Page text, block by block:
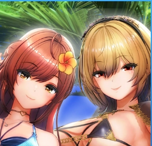
お問い合わせ 求人情報 ダウンロード